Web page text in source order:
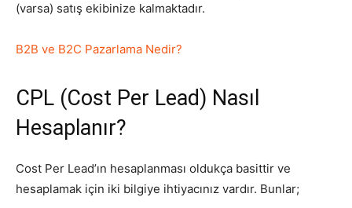
(varsa) satış ekibinize kalmaktadır.
B2B ve B2C Pazarlama Nedir?
CPL (Cost Per Lead) Nasıl
Hesaplanır?
Cost Per Lead’ın hesaplanması oldukça basittir ve
hesaplamak için iki bilgiye ihtiyacınız vardır. Bunlar;